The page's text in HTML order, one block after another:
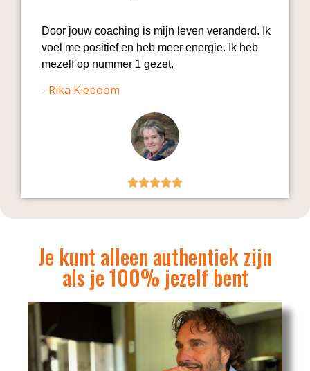
Door jouw coaching is mijn leven veranderd. Ik
voel me positief en heb meer energie. Ik heb
mezelf op nummer 1 gezet.
- Rika Kieboom
Je kunt alleen authentiek zijn
als je 100% jezelf bent